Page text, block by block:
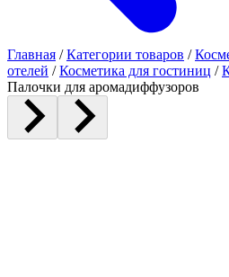
Главная / Категории товаров /
отелей / Косметика для гостиниц /
Палочки для аромадиффузоров